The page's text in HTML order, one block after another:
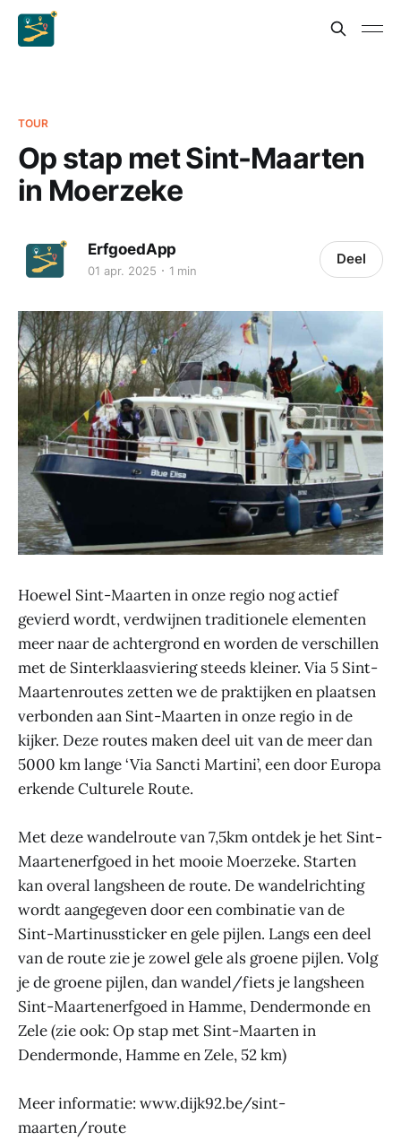
TOUR
Op stap met Sint-Maarten
in Moerzeke
ErfgoedApp
01 apr. 2025 1 min
Deel
Hoewel Sint-Maarten in onze regio nog actief
gevierd wordt, verdwijnen traditionele elementen
meer naar de achtergrond en worden de verschillen
met de Sinterklaasviering steeds kleiner. Via 5 Sint-
Maartenroutes zetten we de praktijken en plaatsen
verbonden aan Sint-Maarten in onze regio in de
kijker. Deze routes maken deel uit van de meer dan
5000 km lange ‘Via Sancti Martini’, een door Europa
erkende Culturele Route.
Met deze wandelroute van 7,5km ontdek je het Sint-
Maartenerfgoed in het mooie Moerzeke. Starten
kan overal langsheen de route. De wandelrichting
wordt aangegeven door een combinatie van de
Sint-Martinussticker en gele pijlen. Langs een deel
van de route zie je zowel gele als groene pijlen. Volg
je de groene pijlen, dan wandel/fiets je langsheen
Sint-Maartenerfgoed in Hamme, Dendermonde en
Zele (zie ook: Op stap met Sint-Maarten in
Dendermonde, Hamme en Zele, 52 km)
Meer informatie: www.dijk92.be/sint-
maarten/route